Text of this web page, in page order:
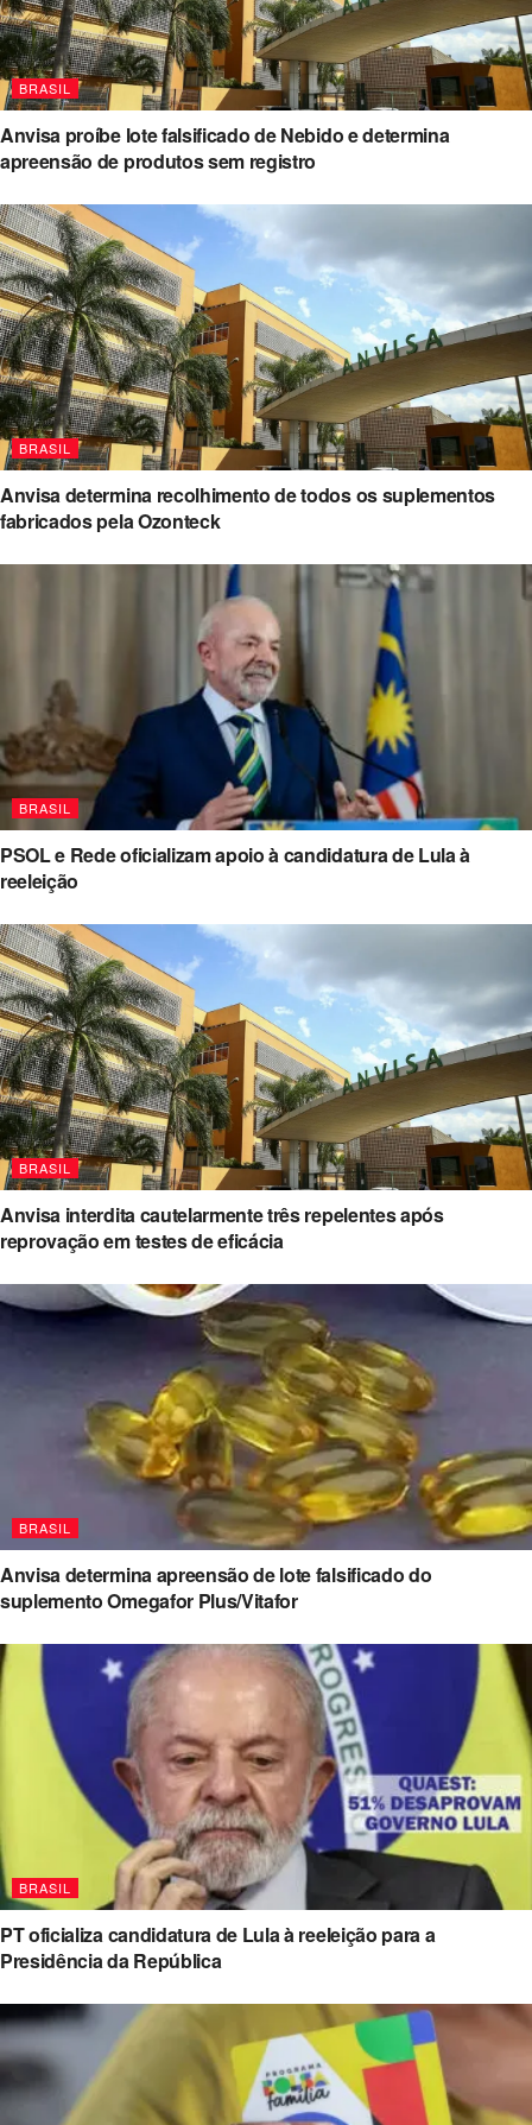
BRASIL
Anvisa proíbe lote falsificado de Nebido e determina
apreensão de produtos sem registro
BRASIL
Anvisa determina recolhimento de todos os suplementos
fabricados pela Ozonteck
BRASIL
PSOL e Rede oficializam apoio à candidatura de Lula à
reeleição
BRASIL
Anvisa interdita cautelarmente três repelentes após
reprovação em testes de eficácia
BRASIL
Anvisa determina apreensão de lote falsificado do
suplemento Omegafor Plus/Vitafor
BRASIL
PT oficializa candidatura de Lula à reeleição para a
Presidência da República